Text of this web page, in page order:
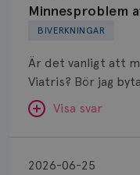
BIVERKNINGAR
Minnesproblem
Är det vanligt att
Viatris? Bör
Visa svar
SVAR:
Letrozol
Viatris?
2026-06-25
kring